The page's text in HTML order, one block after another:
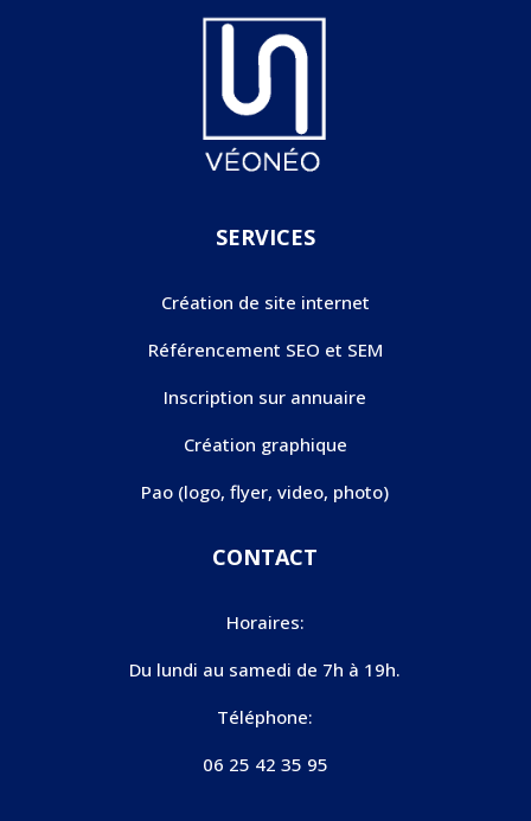
SERVICES
Création de site internet
Référencement SEO et SEM
Inscription sur annuaire
Création graphique
Pao (logo, flyer, video, photo)
CONTACT
Horaires:
Du lundi au samedi de 7h à 19h.
Téléphone:
06 25 42 35 95